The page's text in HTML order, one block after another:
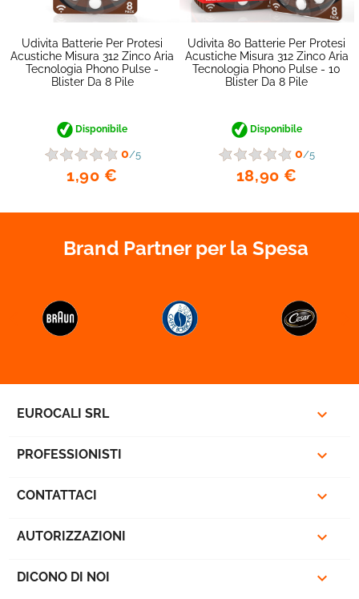
Udivita Batterie Per Protesi
Acustiche Misura 312 Zinco Aria
Tecnologia Phono Pulse -
Blister Da 8 Pile
Disponibile
0/5
1,90 €
favorite_border
Udivita 80 Batterie Per Protesi
Acustiche Misura 312 Zinco Aria
Tecnologia Phono Pulse - 10
Blister Da 8 Pile
Disponibile
0/5
18,90 €
Brand Partner per la Spesa
EUROCALI SRL 
PROFESSIONISTI 
CONTATTACI 
AUTORIZZAZIONI 
DICONO DI NOI 